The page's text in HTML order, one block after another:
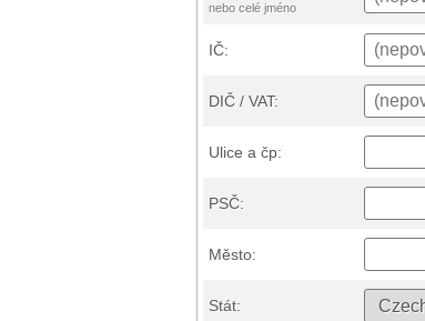
nebo celé jméno
IČ:
DIČ / VAT:
Ulice a čp:
PSČ:
Město:
Stát: